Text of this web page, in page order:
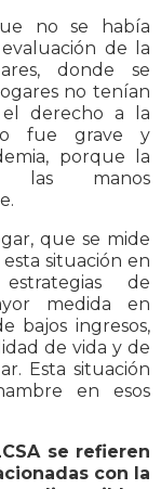
no se había
de la
donde se
no tenían
el derecho a la
fue grave y
porque la
las manos
que se mide
situación en
de
medida en
bajos ingresos,
de vida y de
Esta situación
en esos
se refieren
con la